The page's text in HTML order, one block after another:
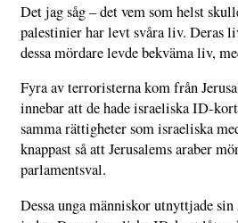
Det jag såg – det vem som helst
palestinier har levt svåra liv. Deras
dessa mördare levde bekväma liv,
Fyra av terroristerna kom från
innebar att de hade israeliska ID-
samma rättigheter som israeliska
knappast så att Jerusalems araber
parlamentsval.
Dessa unga människor utnyttjade